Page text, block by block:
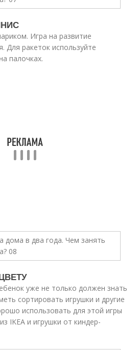
Игра на развитие
Для ракеток используйте
палочках.
уже не только должен знать
сортировать игрушки и другие
использовать для этой игры
IKEA и игрушки от киндер-